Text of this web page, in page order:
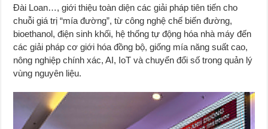
Đài Loan…, giới thiệu toàn diện các giải pháp tiên tiến cho
chuỗi giá trị “mía đường”, từ công nghệ chế biến đường,
bioethanol, điện sinh khối, hệ thống tự động hóa nhà máy đến
các giải pháp cơ giới hóa đồng bộ, giống mía năng suất cao,
nông nghiệp chính xác, AI, IoT và chuyển đổi số trong quản lý
vùng nguyên liệu.